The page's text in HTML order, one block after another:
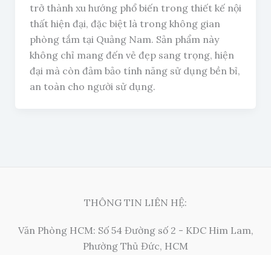
trở thành xu hướng phổ biến trong thiết kế nội
thất hiện đại, đặc biệt là trong không gian
phòng tắm tại Quảng Nam. Sản phẩm này
không chỉ mang đến vẻ đẹp sang trọng, hiện
đại mà còn đảm bảo tính năng sử dụng bền bỉ,
an toàn cho người sử dụng.
THÔNG TIN LIÊN HỆ:
Văn Phòng HCM: Số 54 Đường số 2 - KDC Him Lam,
Phường Thủ Đức, HCM